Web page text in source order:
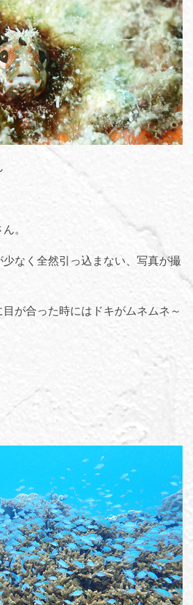
。
なく全然引っ込まない、写真が撮
が合った時にはドキがムネムネ～